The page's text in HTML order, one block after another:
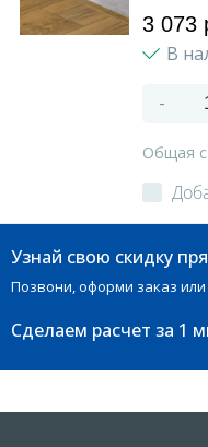
3 073
В
-
Общая
Узнай свою скидку
Позвони, оформи заказ
Сделаем расчет за 1